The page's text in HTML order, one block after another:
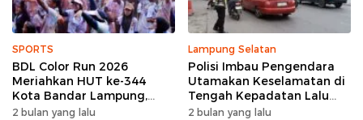
SPORTS
BDL Color Run 2026
Meriahkan HUT ke-344
Kota Bandar Lampung,
Wujud Semangat Sehat
2 bulan yang lalu
Lampung Selatan
Polisi Imbau Pengendara
Utamakan Keselamatan di
Tengah Kepadatan Lalu
Lintas Pagi Hari
2 bulan yang lalu